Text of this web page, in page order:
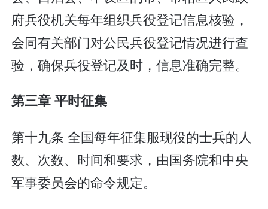
府兵役机关每年组织兵役登记信息核验，
会同有关部门对公民兵役登记情况进行查
验，确保兵役登记及时，信息准确完整。
第三章 平时征集
第十九条 全国每年征集服现役的士兵的人
数、次数、时间和要求，由国务院和中央
军事委员会的命令规定。